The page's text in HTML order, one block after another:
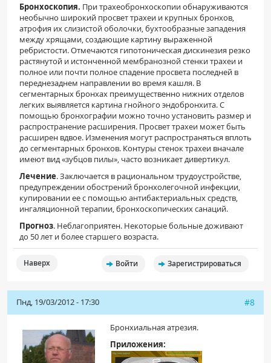
Бронхоскопия. При трахеобронхоскопии обнаруживаются
необычно широкий просвет трахеи и крупных бронхов,
атрофия их слизистой оболочки, бухтообразные западения
между хрящами, создающие картину выраженной
ребристости. Отмечаются гипотоническая дискинезия резко
растянутой и истонченной мембранозной стенки трахеи и
полное или почти полное спадение просвета последней в
переднезаднем направлении во время кашля. В
сегментарных бронхах преимущественно нижних отделов
легких выявляется картина гнойного эндобронхита. С
помощью бронхографии можно точно установить размер и
распространение расширения. Просвет трахеи может быть
расширен вдвое. Изменения могут распространяться вплоть
до сегментарных бронхов. Контуры стенок трахеи вначале
имеют вид «зубцов пилы», часто возникает дивертикул.
Лечение. Заключается в рациональном трудоустройстве,
предупреждении обострений бронхолегочной инфекции,
купировании ее с помощью антибактериальных средств,
ингаляционной терапии, бронхоскопических санаций.
Прогноз. Неблагоприятен. Некоторые больные доживают
до 50 лет и более старшего возраста.
Наверх Войти Зарегистрироваться
Пнд, 19/03/2012 - 17:30 #8
Бронхиальная атрезия.
Приложения: